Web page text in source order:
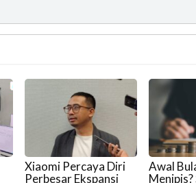
Xiaomi Percaya Diri
Perbesar Ekspansi
Awal